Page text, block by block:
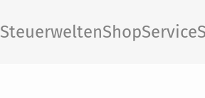
SteuerweltenShopService